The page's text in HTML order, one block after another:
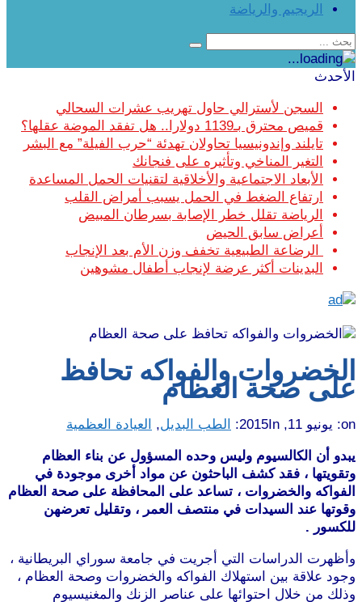
الريجيم والرياضة
الأحدث
السجن لأسترالي حاول تهريب عشرات السحالي
قميص محترق بـ1139 دولارا.. هل تفقد الموضة عقلها؟
تايلند وإندونيسيا تحاولان تهدئة “حرب الفيلة” مع البشر
التغير المناخي وتأثيره على فنجانك
الأبعاد الاجتماعية والأخلاقية لتقنيات الحمل المساعدة
ارتفاع الضغط في الحمل يسبب أمراض القلب
الرياضة تقلل خطر الإصابة بسرطان المبيض
أعراض سابق الحيض
الرضاعة الطبيعية تخفف وزن الأم بعد الإنجاب
البدينات أكثر عرضة لإنجاب أطفال مشوهين
الخضروات والفواكه تحافظ
على صحة العظام
on: يونيو 11, 2015 In: الطب البديل, العيادة العظمية
يبدو أن الكالسيوم وليس وحده المسؤول عن بناء العظام
وتقويتها ، فقد كشف الباحثون عن مواد أخرى موجودة في
الفواكه والخضروات ، تساعد على المحافظة على صحة العظام
وقوتها عند السيدات في منتصف العمر ، وتقليل تعرضهن
للكسور .
وأظهرت الدراسات التي أجريت في جامعة سوراي البريطانية ،
وجود علاقة بين استهلاك الفواكه والخضروات وصحة العظام ،
وذلك من خلال احتوائها على عناصر الزنك والمغنيسيوم